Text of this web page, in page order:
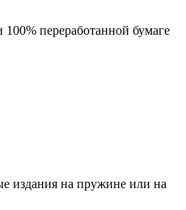
переработанной бумаге
издания на пружине или на